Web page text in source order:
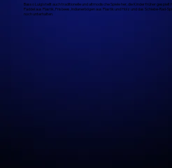
Basso Luigi stellt auch traditionelle und altmodische Spiele her, die Kinder früher gespielt
Paddel aus Plastik, Frisbees, Indianerbögen aus Plastik und Holz und das Schiebe-Rad-
noch unterhalten.